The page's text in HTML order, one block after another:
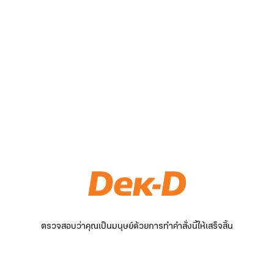
ตรวจสอบว่าคุณเป็นมนุษย์ด้วยการทำคำสั่งนี้ให้เสร็จสิ้น